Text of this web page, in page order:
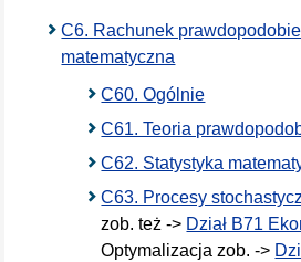
C6. Rachunek
matematyczna
C60. Ogólnie
C61. Teoria
C62. Statystyka
C63. Procesy
zob. też -> Dział B71
Optymalizacja zob. ->